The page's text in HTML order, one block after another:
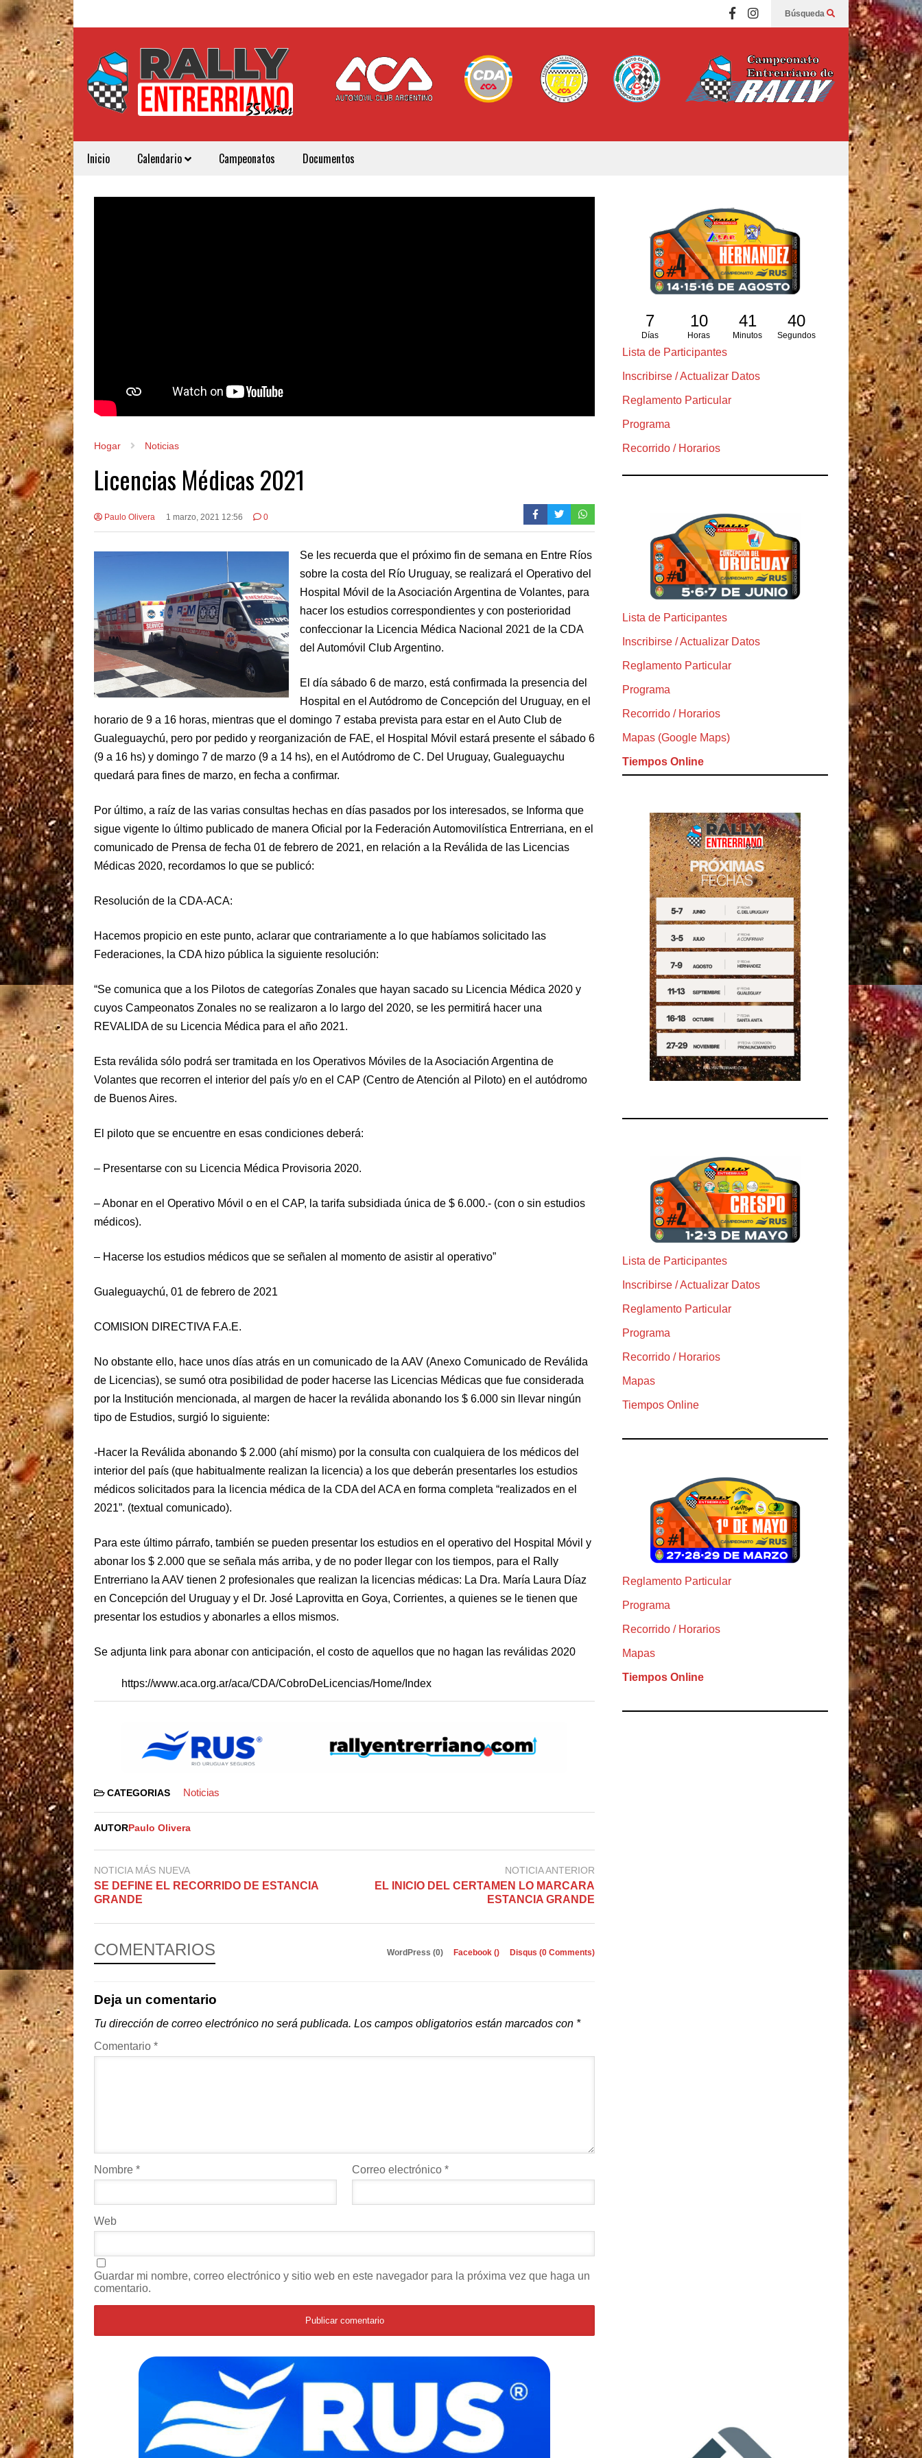
Búsqueda
Inicio Calendario Campeonatos Documentos
Hogar Noticias
Licencias Médicas 2021
Paulo Olivera 1 marzo, 2021 12:56 0
Se les recuerda que el próximo fin de semana en Entre Ríos
sobre la costa del Río Uruguay, se realizará el Operativo del
Hospital Móvil de la Asociación Argentina de Volantes, para
hacer los estudios correspondientes y con posterioridad
confeccionar la Licencia Médica Nacional 2021 de la CDA
del Automóvil Club Argentino.
El día sábado 6 de marzo, está confirmada la presencia del
Hospital en el Autódromo de Concepción del Uruguay, en el
horario de 9 a 16 horas, mientras que el domingo 7 estaba prevista para estar en el Auto Club de
Gualeguaychú, pero por pedido y reorganización de FAE, el Hospital Móvil estará presente el sábado 6
(9 a 16 hs) y domingo 7 de marzo (9 a 14 hs), en el Autódromo de C. Del Uruguay, Gualeguaychu
quedará para fines de marzo, en fecha a confirmar.
Por último, a raíz de las varias consultas hechas en días pasados por los interesados, se Informa que
sigue vigente lo último publicado de manera Oficial por la Federación Automovilística Entrerriana, en el
comunicado de Prensa de fecha 01 de febrero de 2021, en relación a la Reválida de las Licencias
Médicas 2020, recordamos lo que se publicó:
Resolución de la CDA-ACA:
Hacemos propicio en este punto, aclarar que contrariamente a lo que habíamos solicitado las
Federaciones, la CDA hizo pública la siguiente resolución:
“Se comunica que a los Pilotos de categorías Zonales que hayan sacado su Licencia Médica 2020 y
cuyos Campeonatos Zonales no se realizaron a lo largo del 2020, se les permitirá hacer una
REVALIDA de su Licencia Médica para el año 2021.
Esta reválida sólo podrá ser tramitada en los Operativos Móviles de la Asociación Argentina de
Volantes que recorren el interior del país y/o en el CAP (Centro de Atención al Piloto) en el autódromo
de Buenos Aires.
El piloto que se encuentre en esas condiciones deberá:
– Presentarse con su Licencia Médica Provisoria 2020.
– Abonar en el Operativo Móvil o en el CAP, la tarifa subsidiada única de $ 6.000.- (con o sin estudios
médicos).
– Hacerse los estudios médicos que se señalen al momento de asistir al operativo”
Gualeguaychú, 01 de febrero de 2021
COMISION DIRECTIVA F.A.E.
No obstante ello, hace unos días atrás en un comunicado de la AAV (Anexo Comunicado de Reválida
de Licencias), se sumó otra posibilidad de poder hacerse las Licencias Médicas que fue considerada
por la Institución mencionada, al margen de hacer la reválida abonando los $ 6.000 sin llevar ningún
tipo de Estudios, surgió lo siguiente:
-Hacer la Reválida abonando $ 2.000 (ahí mismo) por la consulta con cualquiera de los médicos del
interior del país (que habitualmente realizan la licencia) a los que deberán presentarles los estudios
médicos solicitados para la licencia médica de la CDA del ACA en forma completa “realizados en el
2021”. (textual comunicado).
Para este último párrafo, también se pueden presentar los estudios en el operativo del Hospital Móvil y
abonar los $ 2.000 que se señala más arriba, y de no poder llegar con los tiempos, para el Rally
Entrerriano la AAV tienen 2 profesionales que realizan la licencias médicas: La Dra. María Laura Díaz
en Concepción del Uruguay y el Dr. José Laprovitta en Goya, Corrientes, a quienes se le tienen que
presentar los estudios y abonarles a ellos mismos.
Se adjunta link para abonar con anticipación, el costo de aquellos que no hagan las reválidas 2020
https://www.aca.org.ar/aca/CDA/CobroDeLicencias/Home/Index
CATEGORIAS Noticias
AUTOR Paulo Olivera
NOTICIA MÁS NUEVA
SE DEFINE EL RECORRIDO DE ESTANCIA
GRANDE
NOTICIA ANTERIOR
EL INICIO DEL CERTAMEN LO MARCARA
ESTANCIA GRANDE
COMENTARIOS WordPress (0) Facebook () Disqus (0 Comments)
Deja un comentario
Tu dirección de correo electrónico no será publicada. Los campos obligatorios están marcados con *
Comentario *
Nombre * Correo electrónico *
Web
Guardar mi nombre, correo electrónico y sitio web en este navegador para la próxima vez que haga un
comentario.
7
Días
10
Horas
41
Minutos
39
Segundos
Lista de Participantes
Inscribirse / Actualizar Datos
Reglamento Particular
Programa
Recorrido / Horarios
Lista de Participantes
Inscribirse / Actualizar Datos
Reglamento Particular
Programa
Recorrido / Horarios
Mapas (Google Maps)
Tiempos Online
Lista de Participantes
Inscribirse / Actualizar Datos
Reglamento Particular
Programa
Recorrido / Horarios
Mapas
Tiempos Online
Reglamento Particular
Programa
Recorrido / Horarios
Mapas
Tiempos Online